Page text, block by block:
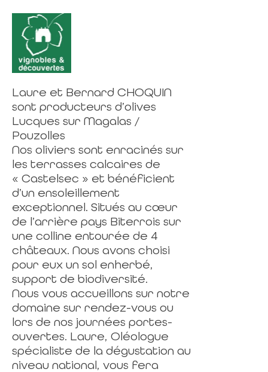
Laure et Bernard CHOQUIN
sont producteurs d’olives
Lucques sur Magalas /
Pouzolles
Nos oliviers sont enracinés sur
les terrasses calcaires de
« Castelsec » et bénéficient
d’un ensoleillement
exceptionnel. Situés au cœur
de l’arrière pays Biterrois sur
une colline entourée de 4
châteaux. Nous avons choisi
pour eux un sol enherbé,
support de biodiversité.
Nous vous accueillons sur notre
domaine sur rendez-vous ou
lors de nos journées portes-
ouvertes. Laure, Oléologue
spécialiste de la dégustation au
niveau national, vous fera